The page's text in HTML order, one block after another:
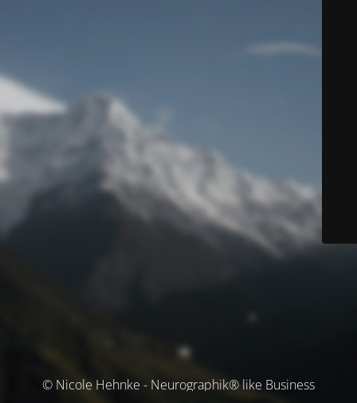
© Nicole Hehnke - Neurographik® like Business